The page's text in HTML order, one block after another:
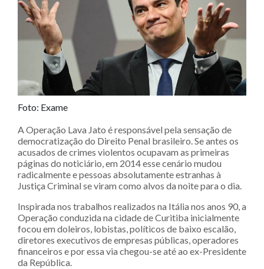
Foto: Exame
A Operação Lava Jato é responsável pela sensação de
democratização do Direito Penal brasileiro. Se antes os
acusados de crimes violentos ocupavam as primeiras
páginas do noticiário, em 2014 esse cenário mudou
radicalmente e pessoas absolutamente estranhas à
Justiça Criminal se viram como alvos da noite para o dia.
Inspirada nos trabalhos realizados na Itália nos anos 90, a
Operação conduzida na cidade de Curitiba inicialmente
focou em doleiros, lobistas, políticos de baixo escalão,
diretores executivos de empresas públicas, operadores
financeiros e por essa via chegou-se até ao ex-Presidente
da República.